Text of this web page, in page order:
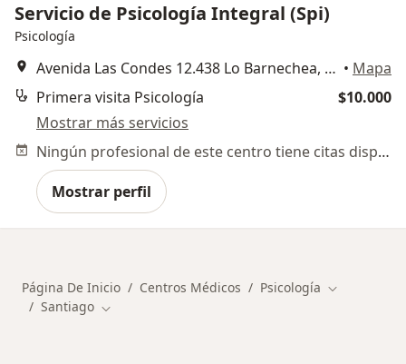
Servicio de Psicología Integral (Spi)
Psicología
Avenida Las Condes 12.438 Lo Barnechea, Santiago., Las Condes • Mapa
Primera visita Psicología
$10.000
Mostrar más servicios
Ningún profesional de este centro tiene citas disponibles
Mostrar perfil
Página De Inicio Centros Médicos Psicología Cambiar de
Santiago Cambiar de ciudad